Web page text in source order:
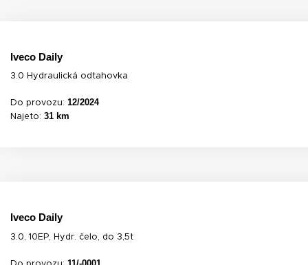
Iveco Daily
3.0 Hydraulická odtahovka
Do provozu: 12/2024
Najeto: 31 km
Iveco Daily
3.0, 10EP, Hydr. čelo, do 3,5t